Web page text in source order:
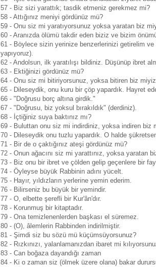
57 - Biz sizi yarattık; tasdik etmeniz gerekmez mi?
58 - Attığınız meniyi gördünüz mü?
59 - Onu siz mi yaratıyorsunuz yoksa yaratan biz
60 - Aranızda ölümü takdir eden biziz ve bizim
61 - Böylece sizin yerinize benzerlerinizi getirelim
yapıyoruz).
62 - Andolsun, ilk yaratılışı bildiniz. Düşünüp ibret
63 - Ektiğinizi gördünüz mü?
64 - Onu siz mi bitiriyorsunuz, yoksa bitiren biz
65 - Dileseydik, onu kuru bir çöp yapardık. Hayret
66 - "Doğrusu borç altına girdik."
67 - "Doğrusu, biz yoksul bırakıldık" (derdiniz).
68 - İçtiğiniz suya baktınız mı?
69 - Buluttan onu siz mi indirdiniz, yoksa indiren biz
70 - Dileseydik onu tuzlu yapardık. O halde
71 - Bir de o çaktığınız ateşi gördünüz mü?
72 - Onun ağacını siz mi yarattınız, yoksa yaratan
73 - Biz onu bir ibret ve çölden gelip geçenlere bir
74 - Öyleyse büyük Rabbinin adını yücelt.
75 - Hayır, yıldızların yerlerine yemin ederim.
76 - Bilirseniz bu büyük bir yemindir.
77 - O, elbette şerefli bir Kur'ân'dır.
78 - Korunmuş bir kitaptadır.
79 - Ona temizlenenlerden başkası el süremez.
80 - (O), âlemlerin Rabbinden indirilmiştir.
81 - Şimdi siz bu sözü mü küçümsüyorsunuz?
82 - Rızkınızı, yalanlamanızdan ibaret mi
83 - Can boğaza dayandığı zaman
84 - Ki o zaman siz (ölmek üzere olana) bakar